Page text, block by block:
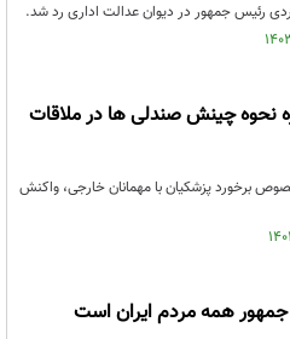
رئیس جمهور در دیوان عدالت اداری رد شد.
نحوه چینش صندلی ها در ملاقات
برخورد پزشکیان با مهمانان خارجی، واکنش
همه مردم ایران است